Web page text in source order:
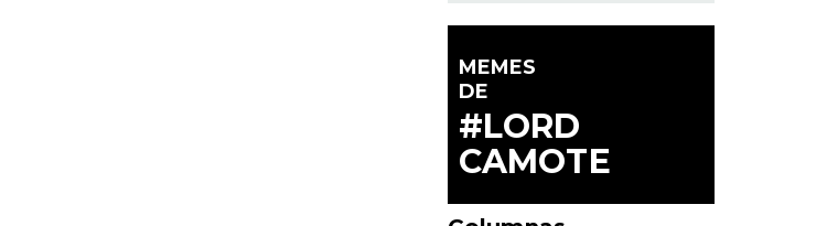
MEMES
DE
#LORD
CAMOTE